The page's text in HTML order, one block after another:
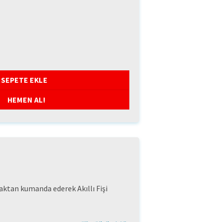
SEPETE EKLE
HEMEN AL!
kumanda ederek Akıllı Fişi